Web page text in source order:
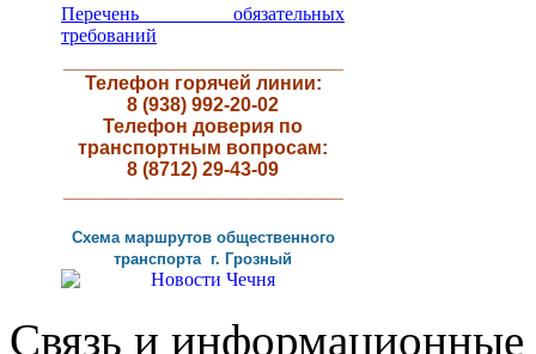
Перечень обязательных
требований
Телефон горячей линии:
8 (938) 992-20-02
Телефон доверия по
транспортным вопросам:
8 (8712) 29-43-09
Схема маршрутов общественного
транспорта г. Грозный
Связь и информационные